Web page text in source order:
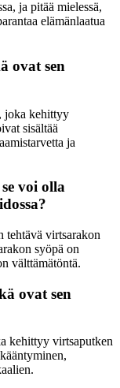
ja pitää mielessä,
elämänlaatua
ovat sen
joka kehittyy
sisältää
ja
voi olla
tehtävä virtsarakon
syöpä on
välttämätöntä.
ovat sen
kehittyy virtsaputken